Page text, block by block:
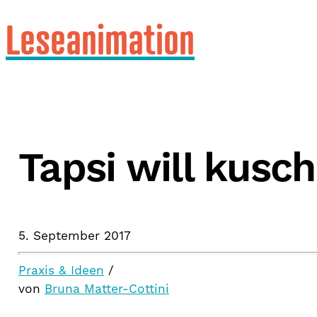
Leseanimation
Tapsi will
5. September 2017
Praxis & Ideen /
von Bruna Matter-Cottini